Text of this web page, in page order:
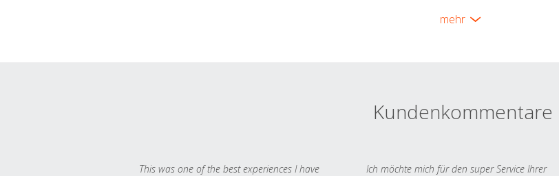
mehr
Kundenkommentare
This was one of the best experiences I have
Ich möchte mich für den super Service Ihrer